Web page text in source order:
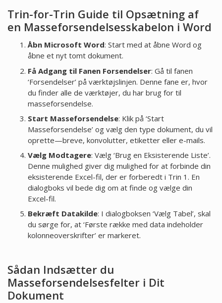
Trin-for-Trin Guide til Opsætning af
en Masseforsendelsesskabelon i Word
Åbn Microsoft Word: Start med at åbne Word og
åbne et nyt tomt dokument.
Få Adgang til Fanen Forsendelser: Gå til fanen
‘Forsendelser’ på værktøjslinjen. Denne fane er, hvor
du finder alle de værktøjer, du har brug for til
masseforsendelse.
Start Masseforsendelse: Klik på ‘Start
Masseforsendelse’ og vælg den type dokument, du vil
oprette—breve, konvolutter, etiketter eller e-mails.
Vælg Modtagere: Vælg ‘Brug en Eksisterende Liste’.
Denne mulighed giver dig mulighed for at forbinde din
eksisterende Excel-fil, der er forberedt i Trin 1. En
dialogboks vil bede dig om at finde og vælge din
Excel-fil.
Bekræft Datakilde: I dialogboksen ‘Vælg Tabel’, skal
du sørge for, at ‘Første række med data indeholder
kolonneoverskrifter’ er markeret.
Sådan Indsætter du
Masseforsendelsesfelter i Dit
Dokument